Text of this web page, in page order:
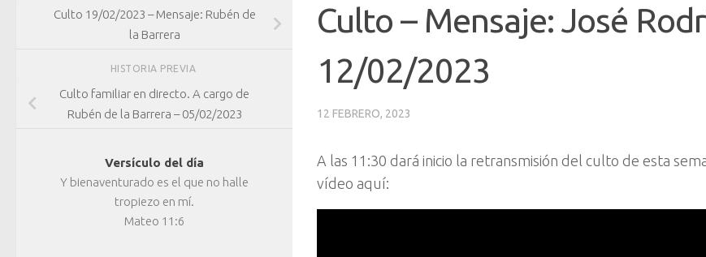
Culto – Mensaje: José
12/02/2023
12 FEBRERO, 2023
A las 11:30 dará inicio la retransmisión del culto de esta
vídeo aquí:
Culto 19/02/2023 – Mensaje: Rubén de
la Barrera
HISTORIA PREVIA
Culto familiar en directo. A cargo de
Rubén de la Barrera – 05/02/2023
Versículo del día
Y bienaventurado es el que no halle
tropiezo en mí.
Mateo 11:6